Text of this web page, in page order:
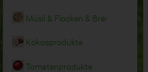
Müsli & Flocken & Brei
Kokosprodukte
Tomatenprodukte